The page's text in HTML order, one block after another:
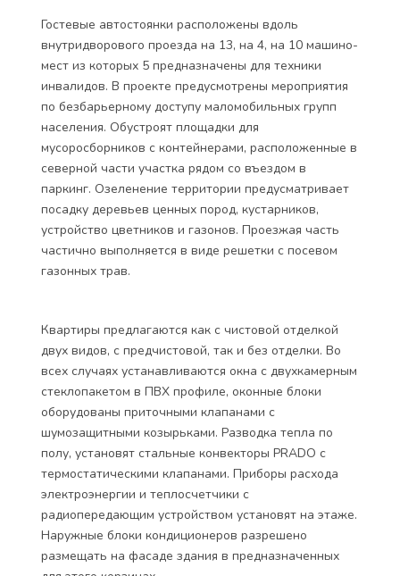
Гостевые автостоянки расположены вдоль
внутридворового проезда на 13, на 4, на 10 машино-
мест из которых 5 предназначены для техники
инвалидов. В проекте предусмотрены мероприятия
по безбарьерному доступу маломобильных групп
населения. Обустроят площадки для
мусоросборников с контейнерами, расположенные в
северной части участка рядом со въездом в
паркинг. Озеленение территории предусматривает
посадку деревьев ценных пород, кустарников,
устройство цветников и газонов. Проезжая часть
частично выполняется в виде решетки с посевом
газонных трав.
Квартиры предлагаются как с чистовой отделкой
двух видов, с предчистовой, так и без отделки. Во
всех случаях устанавливаются окна с двухкамерным
стеклопакетом в ПВХ профиле, оконные блоки
оборудованы приточными клапанами с
шумозащитными козырьками. Разводка тепла по
полу, установят стальные конвекторы PRADO с
термостатическими клапанами. Приборы расхода
электроэнергии и теплосчетчики с
радиопередающим устройством установят на этаже.
Наружные блоки кондиционеров разрешено
размещать на фасаде здания в предназначенных